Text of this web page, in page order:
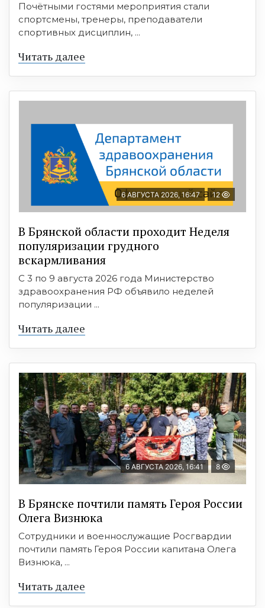
Почётными гостями мероприятия стали
спортсмены, тренеры, преподаватели
спортивных дисциплин, ...
Читать далее
6 АВГУСТА 2026, 16:47 12
В Брянской области проходит Неделя
популяризации грудного
вскармливания
С 3 по 9 августа 2026 года Министерство
здравоохранения РФ объявило неделей
популяризации ...
Читать далее
6 АВГУСТА 2026, 16:41 8
В Брянске почтили память Героя России
Олега Визнюка
Сотрудники и военнослужащие Росгвардии
почтили память Героя России капитана Олега
Визнюка, ...
Читать далее